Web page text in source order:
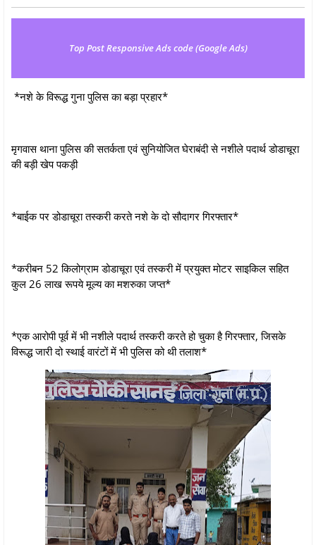
Top Post Responsive Ads code (Google Ads)
*नशे के विरूद्ध गुना पुलिस का बड़ा प्रहार*
मृगवास थाना पुलिस की सतर्कता एवं सुनियोजित घेराबंदी से नशीले पदार्थ डोडाचूरा
की बड़ी खेप पकड़ी
*बाईक पर डोडाचूरा तस्करी करते नशे के दो सौदागर गिरफ्तार*
*करीबन 52 किलोग्राम डोडाचूरा एवं तस्करी में प्रयुक्त मोटर साइकिल सहित
कुल 26 लाख रूपये मूल्य का मशरुका जप्त*
*एक आरोपी पूर्व में भी नशीले पदार्थ तस्करी करते हो चुका है गिरफ्तार, जिसके
विरूद्ध जारी दो स्थाई वारंटों में भी पुलिस को थी तलाश*